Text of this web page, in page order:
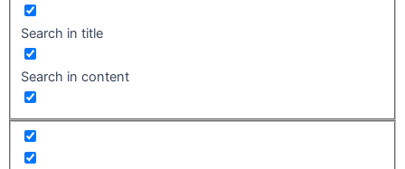
Search in title
Search in content